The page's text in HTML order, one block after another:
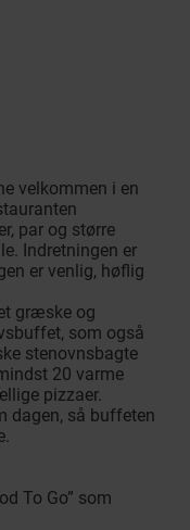
velkommen i en
par og større
Indretningen er
er venlig, høflig
græske og
som også
stenovnsbagte
20 varme
pizzaer.
dagen, så buffeten
To Go” som